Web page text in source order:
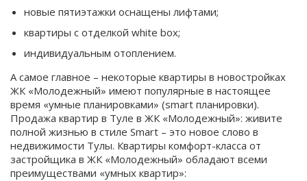
новые пятиэтажки оснащены лифтами;
квартиры с отделкой white box;
индивидуальным отоплением.
А самое главное – некоторые квартиры в новостройках
ЖК «Молодежный» имеют популярные в настоящее
время «умные планировками» (smart планировки).
Продажа квартир в Туле в ЖК «Молодежный»: живите
полной жизнью в стиле Smart – это новое слово в
недвижимости Тулы. Квартиры комфорт-класса от
застройщика в ЖК «Молодежный» обладают всеми
преимуществами «умных квартир»: